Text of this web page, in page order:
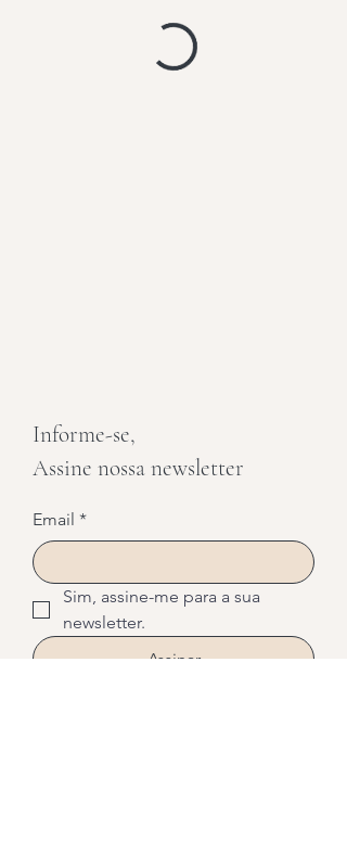
Informe-se,
Assine nossa newsletter
Email *
Sim, assine-me para a sua
newsletter.
Assinar